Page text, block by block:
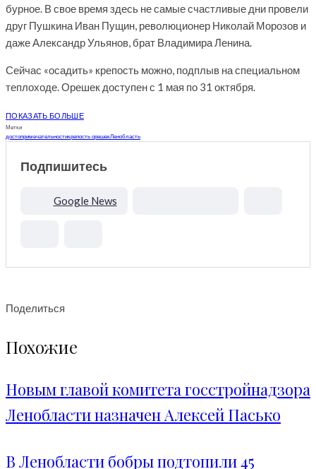
бурное. В свое время здесь не самые счастливые дни провели
друг Пушкина Иван Пущин, революционер Николай Морозов и
даже Александр Ульянов, брат Владимира Ленина.
Сейчас «осадить» крепость можно, подплыв на специальном
теплоходе. Орешек доступен с 1 мая по 31 октября.
ПОКАЗАТЬ БОЛЬШЕ
Метки
достопримечательностикрепость орешекЛенобласть
Подпишитесь
Google News
Поделиться
Похожие
Новым главой комитета госстройнадзора
Ленобласти назначен Алексей Пасько
В Ленобласти бобры подтопили 45